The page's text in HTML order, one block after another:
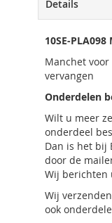
Details
10SE-
Manchet
vervangen
Onderdelen
Wilt u meer
onderdeel
Dan is het bij
door de
Wij berichten
Wij
ook